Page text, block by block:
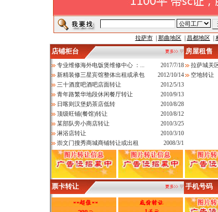
拉萨市| 那曲地区 昌都地区
店铺柜台 房屋租售
专业维修海外电饭煲维修中心 ：...
2017/7/18
新精装修三星宾馆整体出租或承包
2012/10/14
三十酒度吧酒吧店面转让
2012/5/13
青年路繁华地段休闲餐厅转让
2010/9/13
日喀则汉堡奶茶店低转
2010/8/28
顶级旺铺(餐馆)转让
2010/8/12
某部队旁小商店转让
2010/3/25
淋浴店转让
2010/3/10
崇文门搜秀商城商铺转让或出租
2008/3/1
拉萨城关
空地转让
票卡转让 手机号码